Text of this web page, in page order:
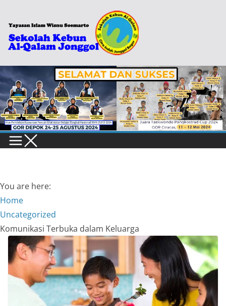
content
You are here:
Home
Uncategorized
Komunikasi Terbuka dalam Keluarga